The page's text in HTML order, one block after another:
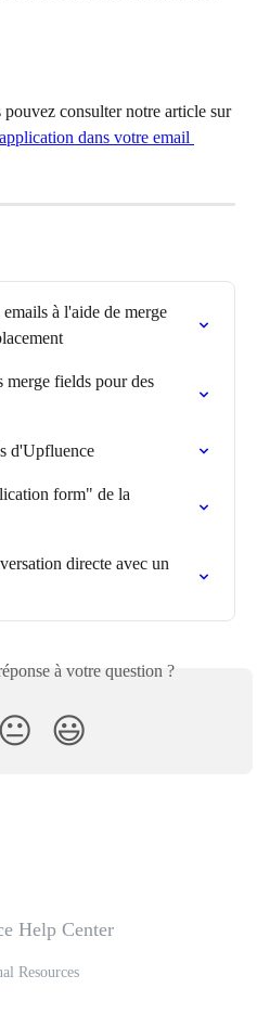
consulter notre article sur
dans votre email
à l'aide de merge
merge fields pour des
d'Upfluence
form" de la
directe avec un
à votre question ?
😐 😃
Resources